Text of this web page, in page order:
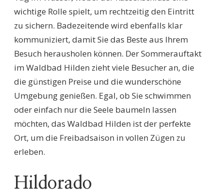
wichtige Rolle spielt, um rechtzeitig den Eintritt
zu sichern. Badezeitende wird ebenfalls klar
kommuniziert, damit Sie das Beste aus Ihrem
Besuch herausholen können. Der Sommerauftakt
im Waldbad Hilden zieht viele Besucher an, die
die günstigen Preise und die wunderschöne
Umgebung genießen. Egal, ob Sie schwimmen
oder einfach nur die Seele baumeln lassen
möchten, das Waldbad Hilden ist der perfekte
Ort, um die Freibadsaison in vollen Zügen zu
erleben.
Hildorado